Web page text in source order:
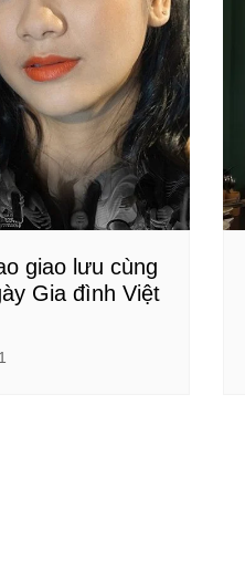
giao lưu cùng
Gia đình Việt
1